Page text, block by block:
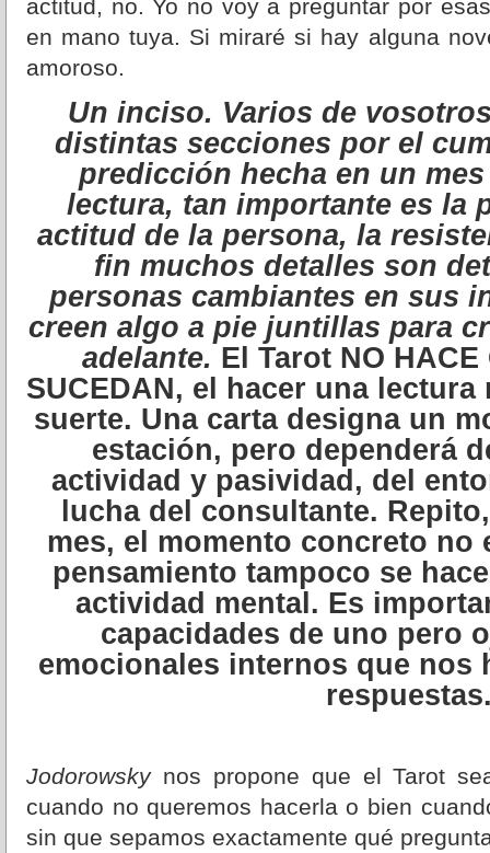
actitud, no. Yo no voy a preguntar por
en mano tuya. Si miraré si hay alguna
amoroso.
Un inciso. Varios de
distintas secciones por el
predicción hecha en un
lectura, tan importante es la
actitud de la persona, la
fin muchos detalles son
personas cambiantes en sus
creen algo a pie juntillas para
adelante. El Tarot NO
SUCEDAN, el hacer una
suerte. Una carta designa un
estación, pero dependerá
actividad y pasividad, del
lucha del consultante.
mes, el momento concreto no
pensamiento tampoco se
actividad mental. Es
capacidades de uno pero
emocionales internos que nos
Jodorowskynos propone que el Tarot
cuando no queremos hacerla o bien
sin que sepamos exactamente qué